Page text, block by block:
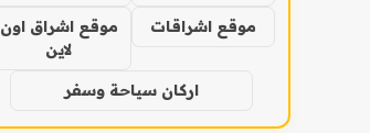
موقع اشراقات
موقع اشراق اون
لاين
اركان سياحة وسفر